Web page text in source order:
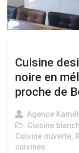
Cuisine
noire en
proche de
Agence
Cuisine
Cuisine ouverte,
cuisines